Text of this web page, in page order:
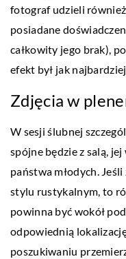
fotograf udzieli
posiadane
całkowity jego brak),
efekt był jak
Zdjęcia w
W sesji ślubnej
spójne będzie z salą,
państwa młodych.
stylu rustykalnym, to
powinna być wokół
odpowiednią
poszukiwaniu